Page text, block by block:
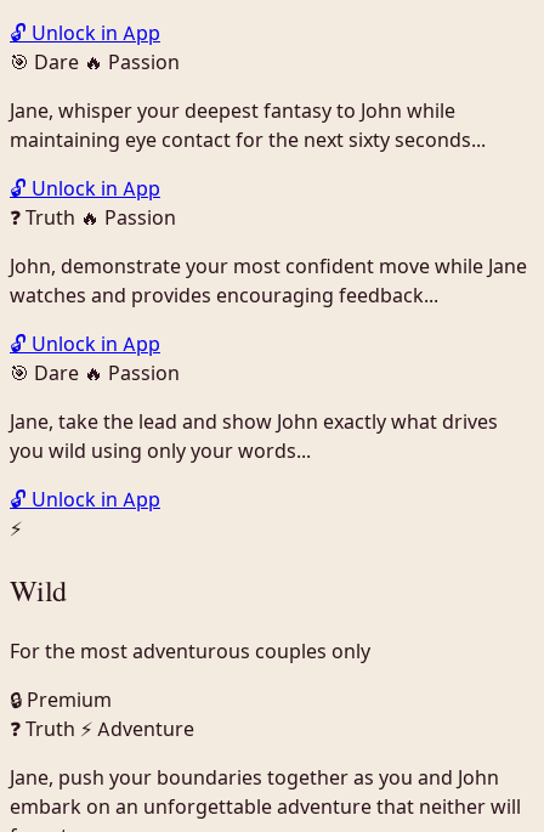
🔓 Unlock in App
🎯 Dare 🔥 Passion
Jane, whisper your deepest fantasy to John while
maintaining eye contact for the next sixty seconds...
🔓 Unlock in App
❓ Truth 🔥 Passion
John, demonstrate your most confident move while Jane
watches and provides encouraging feedback...
🔓 Unlock in App
🎯 Dare 🔥 Passion
Jane, take the lead and show John exactly what drives
you wild using only your words...
🔓 Unlock in App
⚡
Wild
For the most adventurous couples only
🔒 Premium
❓ Truth ⚡ Adventure
Jane, push your boundaries together as you and John
embark on an unforgettable adventure that neither will